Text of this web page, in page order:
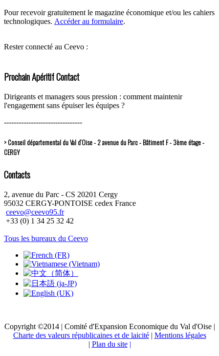
Pour recevoir gratuitement le magazine économique et/ou les cahiers
technologiques. Accéder au formulaire.
Rester connecté au Ceevo :
Prochain Apéritif Contact
Dirigeants et managers sous pression : comment maintenir
l'engagement sans épuiser les équipes ?
--------------------------------
> Conseil départemental du Val d’Oise - 2 avenue du Parc - Bâtiment F - 3ème étage -
CERGY
Contacts
2, avenue du Parc - CS 20201 Cergy
95032 CERGY-PONTOISE cedex France
ceevo@ceevo95.fr
+33 (0) 1 34 25 32 42
Tous les bureaux du Ceevo
Copyright ©2014 | Comité d'Expansion Economique du Val d'Oise |
Charte des valeurs républicaines et de laicité| Mentions légales
| Plan du site |